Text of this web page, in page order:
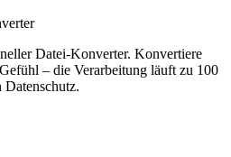
Datei-Konverter. Konvertiere
– die Verarbeitung läuft zu 100